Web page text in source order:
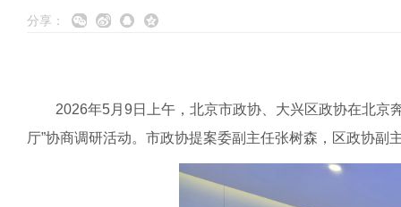
分享：
2026年5月9日上午，北京市政协、大兴区政协在北京奔
厅”协商调研活动。市政协提案委副主任张树森，区政协副